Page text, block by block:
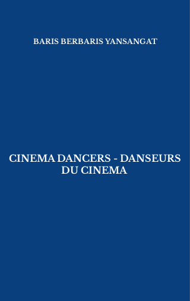
BARIS BERBARIS YANSANGAT
CINEMA DANCERS - DANSEURS
DU CINEMA